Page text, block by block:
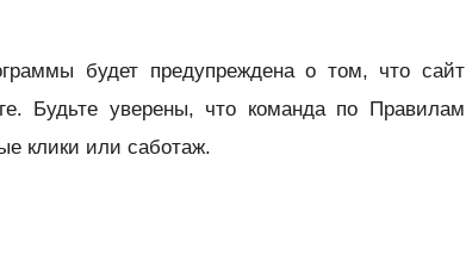
будет предупреждена о том, что сайт
Будьте уверены, что команда по Правилам
клики или саботаж.